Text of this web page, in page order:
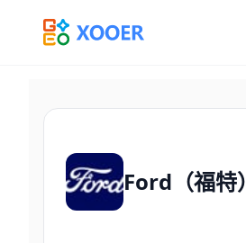
Ford（福特）